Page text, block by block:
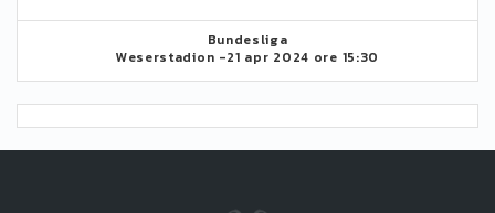
Bundesliga
Weserstadion -21 apr 2024 ore 15:30